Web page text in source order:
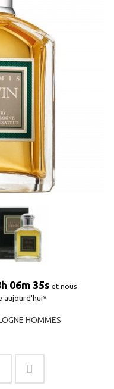
06m 35s et nous
aujourd'hui*
HOMMES